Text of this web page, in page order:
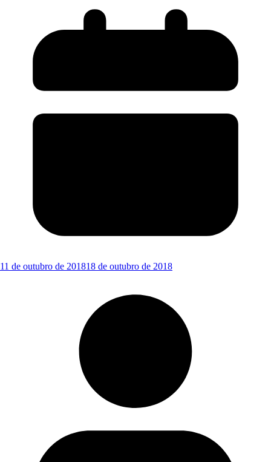
11 de outubro de 201818 de outubro de 2018